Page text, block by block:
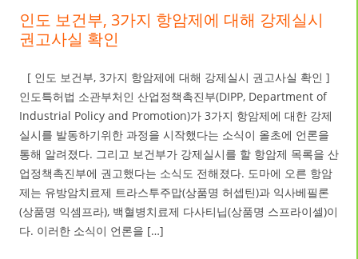
인도 보건부, 3가지 항암제에 대해 강제실시
권고사실 확인
[ 인도 보건부, 3가지 항암제에 대해 강제실시 권고사실 확인 ]
인도특허법 소관부처인 산업정책촉진부(DIPP, Department of
Industrial Policy and Promotion)가 3가지 항암제에 대한 강제
실시를 발동하기위한 과정을 시작했다는 소식이 올초에 언론을
통해 알려졌다. 그리고 보건부가 강제실시를 할 항암제 목록을 산
업정책촉진부에 권고했다는 소식도 전해졌다. 도마에 오른 항암
제는 유방암치료제 트라스투주맙(상품명 허셉틴)과 익사베필론
(상품명 익셈프라), 백혈병치료제 다사티닙(상품명 스프라이셀)이
다. 이러한 소식이 언론을 […]